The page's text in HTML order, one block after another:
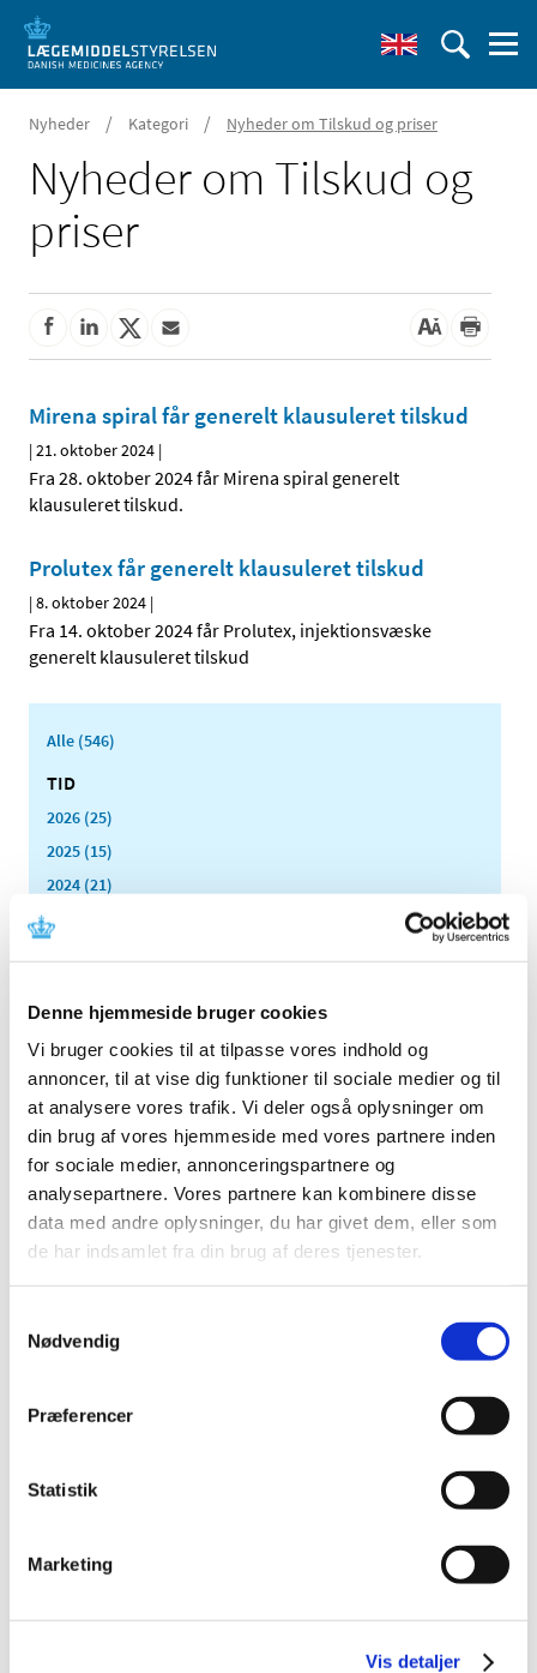
Denne hjemmeside bruger cookies
Vi bruger cookies til at tilpasse vores indhold og
annoncer, til at vise dig funktioner til sociale medier og til
at analysere vores trafik. Vi deler også oplysninger om
din brug af vores hjemmeside med vores partnere inden
for sociale medier, annonceringspartnere og
analysepartnere. Vores partnere kan kombinere disse
data med andre oplysninger, du har givet dem, eller som
de har indsamlet fra din brug af deres tjenester.
Nødvendig
Præferencer
Statistik
Marketing
Vis detaljer
Nyheder / Kategori / Nyheder om Tilskud og priser
Nyheder om Tilskud og
priser
Mirena spiral får generelt klausuleret tilskud
|21. oktober 2024 |
Fra 28. oktober 2024 får Mirena spiral generelt
klausuleret tilskud.
Prolutex får generelt klausuleret tilskud
|8. oktober 2024 |
Fra 14. oktober 2024 får Prolutex, injektionsvæske
generelt klausuleret tilskud
Alle (546)
TID
2026 (25)
2025 (15)
2024 (21)
august (2)
maj (6)
marts (2)
februar (2)
januar (2)
2023 (21)
2022 (11)
2019 (44)
2014 (44)
2012 (44)